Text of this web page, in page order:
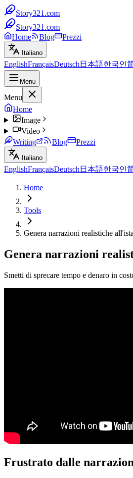
Story321.com
Story321.com
Home
Blog Prezzi
Italiano
EnglishFrançaisDeutsch 日本語한국인
Menu
Menu
Home
Image
Video
Writing
Blog Prezzi
Italiano
EnglishFrançaisDeutsch 日本語한국인
Home
Tools
Genera narrazioni realistiche
Genera narrazioni
Smetti di sprecare tempo e denaro in
Frustrato dalle